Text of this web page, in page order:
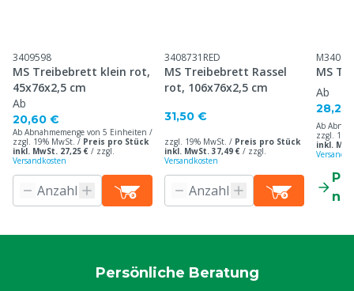
3409598
MS Treibebrett klein rot,
45x76x2,5 cm
Ab
20,60 €
Ab Abnahmemenge von 5 Einheiten /
zzgl. 19% MwSt. / Preis pro Stück
inkl. MwSt. 27,25 € / zzgl.
Versandkosten
3408731RED
MS Treibebrett Rassel
rot, 106x76x2,5 cm
31,50 €
zzgl. 19% MwSt. / Preis pro Stück
inkl. MwSt. 37,49 € / zzgl.
Versandkosten
MS
Ab
28,20
Ab
zzgl.
inkl.
Persönliche Beratung